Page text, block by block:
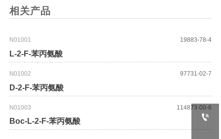
相关产品
N01001
L-2-F-苯丙氨酸
19883-78-4
N01002
D-2-F-苯丙氨酸
97731-02-7
N01003
Boc-L-2-F-苯丙氨酸
114873-00-6
